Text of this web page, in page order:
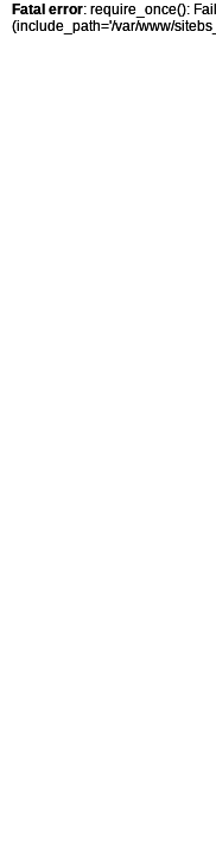
Fatal error: require_once():
(include_path='/var/www/